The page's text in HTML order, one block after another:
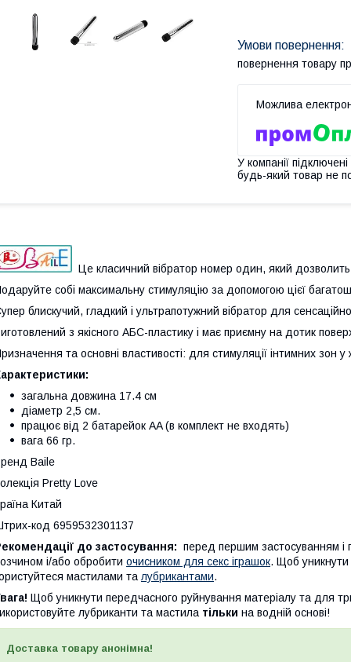
повернення товару
У компанії
будь-який товар не
Це класичний вібратор номер один, який
собі максимальну стимуляцію за допомогою цієї
блискучий, гладкий і ультрапотужний вібратор для
з якісного АБС-пластику і має приємну на дотик
та основні властивості: для стимуляції інтимних зон у
загальна довжина 17.4 см
діаметр 2,5 см.
працює від 2 батарейок AA (в комплект не входять)
вага 66 гр.
Baile
Pretty Love
Китай
код 6959532301137
до застосування: перед першим застосуванням і
і/або обробити очисником для секс іграшок. Щоб уникнути
мастилами та лубрикантами.
Щоб уникнути передчасного руйнування матеріалу та для
лубриканти та мастила тільки на водній основі!
Доставка товару анонімна!